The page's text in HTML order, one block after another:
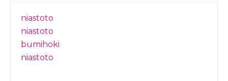
niastoto
niastoto
bumihoki
niastoto